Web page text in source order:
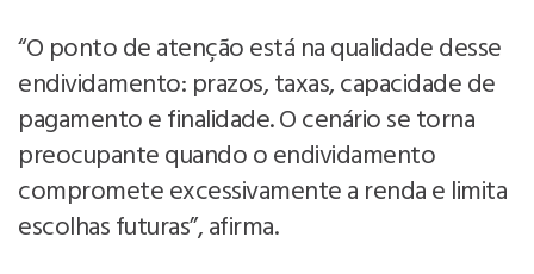
“O ponto de atenção está na qualidade desse
endividamento: prazos, taxas, capacidade de
pagamento e finalidade. O cenário se torna
preocupante quando o endividamento
compromete excessivamente a renda e limita
escolhas futuras”, afirma.